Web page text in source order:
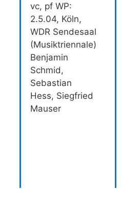
vc, pf WP:
2.5.04, Köln,
WDR Sendesaal
(Musiktriennale)
Benjamin
Schmid,
Sebastian
Hess, Siegfried
Mauser